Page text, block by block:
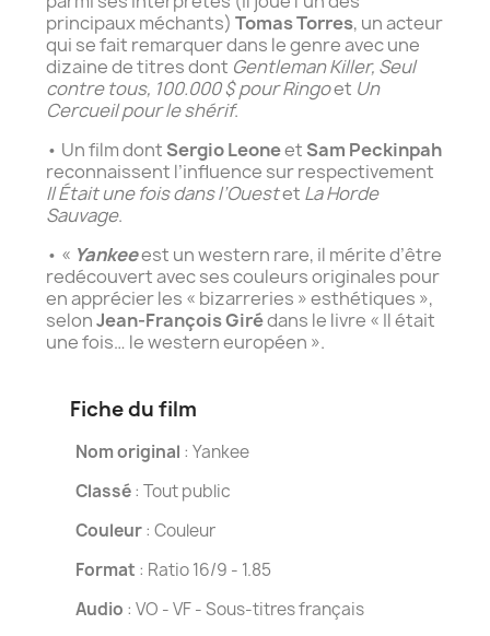
principaux méchants) Tomas Torres, un acteur
qui se fait remarquer dans le genre avec une
dizaine de titres dont Gentleman Killer, Seul
contre tous, 100.000 $ pour Ringoet Un
Cercueil pour le shérif.
• Un film dontSergio LeoneetSam Peckinpah
reconnaissent l’influence sur respectivement
Il Était une fois dans l’Ouestet La Horde
Sauvage.
• « Yankeeest un western rare, il mérite d’être
redécouvert avec ses couleurs originales pour
en apprécier les « bizarreries » esthétiques »,
selonJean-François Girédans le livre « Il était
une fois… le western européen ».
Fiche du film
Nom original : Yankee
Classé: Tout public
Couleur: Couleur
Format : Ratio 16/9 - 1.85
Audio : VO - VF - Sous-titres français